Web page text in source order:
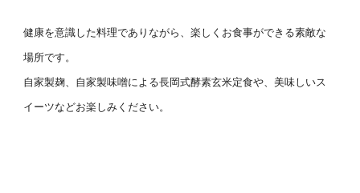
健康を意識した料理でありながら、楽しくお食事ができる素敵な
場所です。
自家製麹、自家製味噌による長岡式酵素玄米定食や、美味しいス
イーツなどお楽しみください。